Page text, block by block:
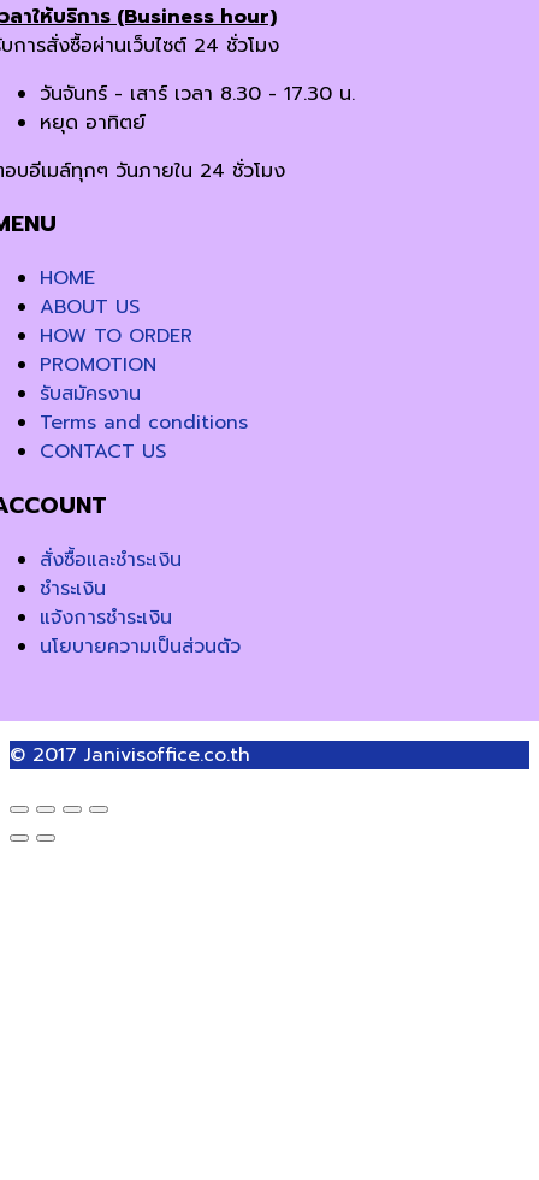
ลาให้บริการ (Business hour)
การสั่งซื้อผ่านเว็บไซต์ 24 ชั่วโมง
วันจันทร์ - เสาร์ เวลา 8.30 - 17.30 น.
หยุด อาทิตย์
บอีเมล์ทุกๆ วันภายใน 24 ชั่วโมง
HOME
ABOUT US
HOW TO ORDER
PROMOTION
รับสมัครงาน
Terms and conditions
CONTACT US
สั่งซื้อและชำระเงิน
ชำระเงิน
แจ้งการชำระเงิน
นโยบายความเป็นส่วนตัว
© 2017 Janivisoffice.co.th